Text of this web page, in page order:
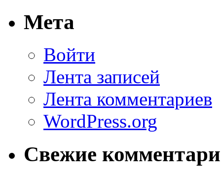
Мета
Войти
Лента записей
Лента комментариев
WordPress.org
Свежие